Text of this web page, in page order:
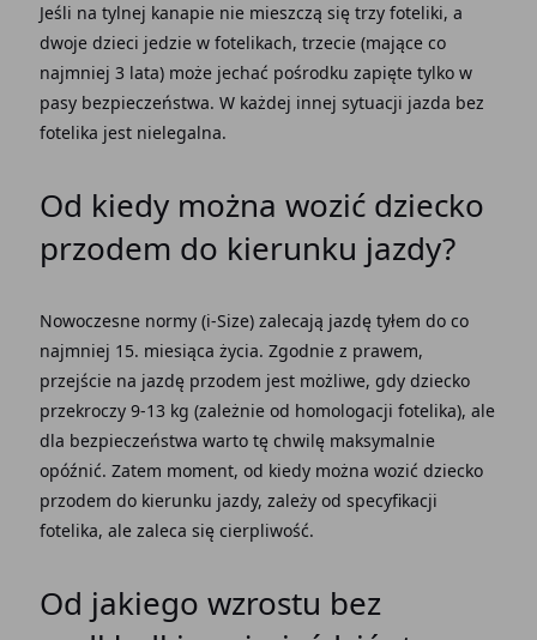
Jeśli na tylnej kanapie nie mieszczą się trzy foteliki, a
dwoje dzieci jedzie w fotelikach, trzecie (mające co
najmniej 3 lata) może jechać pośrodku zapięte tylko w
pasy bezpieczeństwa. W każdej innej sytuacji jazda bez
fotelika jest nielegalna.
Od kiedy można wozić dziecko
przodem do kierunku jazdy?
Nowoczesne normy (i-Size) zalecają jazdę tyłem do co
najmniej 15. miesiąca życia. Zgodnie z prawem,
przejście na jazdę przodem jest możliwe, gdy dziecko
przekroczy 9-13 kg (zależnie od homologacji fotelika), ale
dla bezpieczeństwa warto tę chwilę maksymalnie
opóźnić. Zatem moment, od kiedy można wozić dziecko
przodem do kierunku jazdy, zależy od specyfikacji
fotelika, ale zaleca się cierpliwość.
Od jakiego wzrostu bez